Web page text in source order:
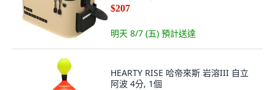
$207
明天 8/7 (五) 預計送達
HEARTY RISE 哈帝來斯 岩溶III 自立
阿波 4分, 1個